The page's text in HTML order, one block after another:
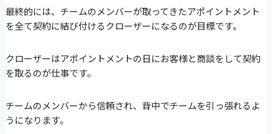
最終的には、チームのメンバーが取ってきたアポイントメント
を全て契約に結び付けるクローザーになるのが目標です。
クローザーはアポイントメントの日にお客様と商談をして契約
を取るのが仕事です。
チームのメンバーから信頼され、背中でチームを引っ張れるよ
うになります。